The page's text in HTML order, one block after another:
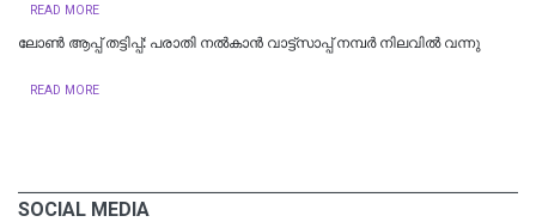
READ MORE
ലോൺ ആപ്പ് തട്ടിപ്പ്: പരാതി നൽകാൻ വാട്ട്സാപ്പ് നമ്പർ നിലവിൽ വന്നു
READ MORE
SOCIAL MEDIA